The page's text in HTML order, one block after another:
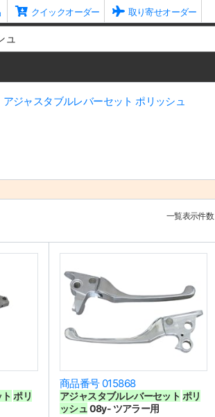
クイックオーダー 取り寄せオーダー
ジャスタブルレバーセット ポリッシュ
一覧表示件数
ポリ
商品番号 015868
アジャスタブルレバーセット ポリ
ッシュ 08y- ツアラー用